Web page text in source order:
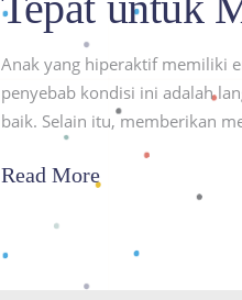
Anak yang hiperaktif memiliki
penyebab kondisi ini adalah
baik. Selain itu, memberikan
Read More